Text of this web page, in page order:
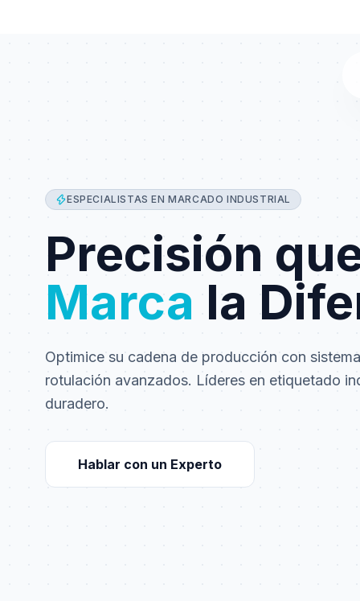
ESPECIALISTAS EN MARCADO INDUSTRIAL
Precisión
Marca la
Optimice su cadena de producción con
rotulación avanzados. Líderes en etiquetado
duradero.
Hablar con un Experto